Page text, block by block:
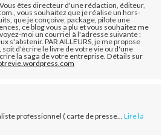
Vous êtes directeur d'une rédaction, éditeur,
vous souhaitez que je réalise un hors-
que je conçoive, package, pilote une
ce blog vous a plu et vous souhaitez me
moi un courriel à l'adresse suivante :
s'abstenir. PAR AILLEURS, je me propose
d'écrire le livre de votre vie ou d'une
la saga de votre entreprise. Détails sur
professionnel ( carte de presse... Lire la